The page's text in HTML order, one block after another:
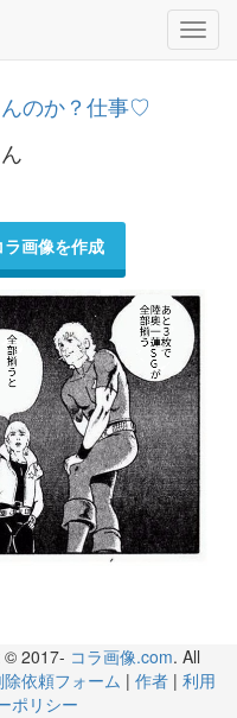
のか？仕事♡
画像を作成
© 2017- コラ画像.com. All
依頼フォーム | 作者| 利用
ポリシー